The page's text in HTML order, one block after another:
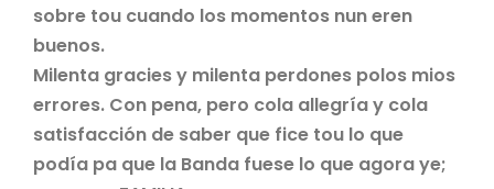
sobre tou cuando los momentos nun eren
buenos.
Milenta gracies y milenta perdones polos mios
errores. Con pena, pero cola allegría y cola
satisfacción de saber que fice tou lo que
podía pa que la Banda fuese lo que agora ye;